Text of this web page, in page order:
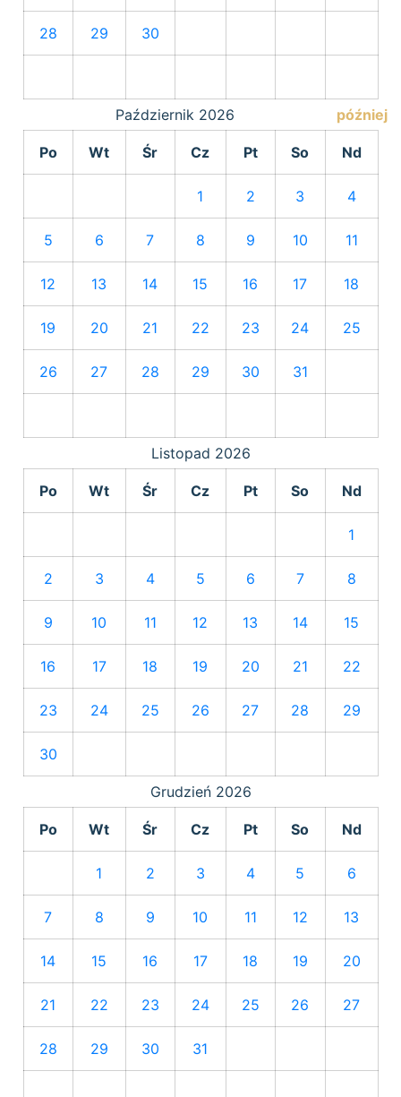
28 29 30
później
Październik 2026
Po Wt Śr Cz Pt So Nd
1 2 3 4
5 6 7 8 9 10 11
12 13 14 15 16 17 18
19 20 21 22 23 24 25
26 27 28 29 30 31
Listopad 2026
Po Wt Śr Cz Pt So Nd
1
2 3 4 5 6 7 8
9 10 11 12 13 14 15
16 17 18 19 20 21 22
23 24 25 26 27 28 29
30
Grudzień 2026
Po Wt Śr Cz Pt So Nd
1 2 3 4 5 6
7 8 9 10 11 12 13
14 15 16 17 18 19 20
21 22 23 24 25 26 27
28 29 30 31